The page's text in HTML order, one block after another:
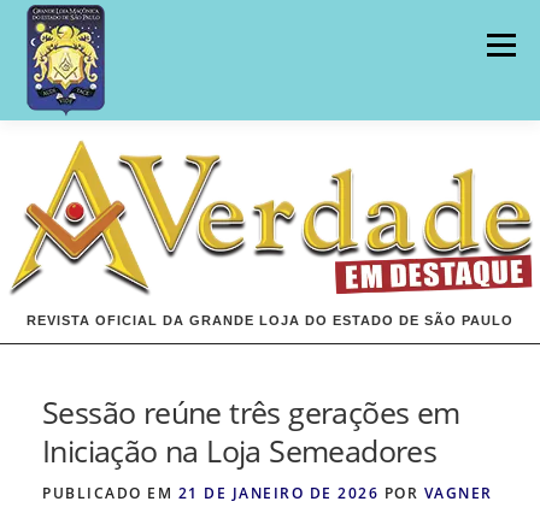
Pular
conteúdo
Menu
INÍCIO EDIÇÕES
REVISTA OFICIAL DA GRANDE LOJA DO ESTADO DE SÃO PAULO
Sessão reúne três gerações em
Iniciação na Loja Semeadores
PUBLICADO EM 21 DE JANEIRO DE 2026 POR VAGNER